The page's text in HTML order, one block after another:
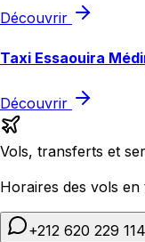
Découvrir
Taxi Essaouira
Découvrir
Vols, transferts et
Horaires des vols
+212 620 229 114